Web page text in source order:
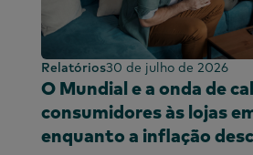
Relatórios30 de julho de 2026
O Mundial e a onda de
consumidores às lojas
enquanto a inflação